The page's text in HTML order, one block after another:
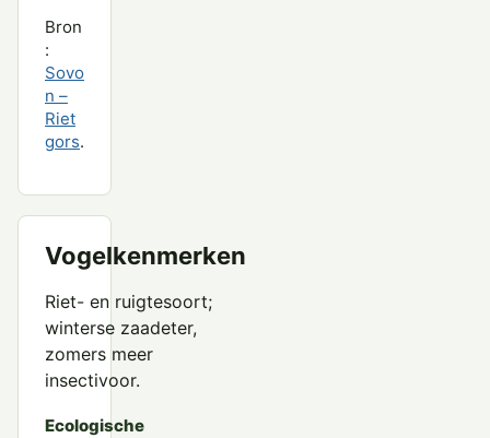
Bron
:
Sovo
n –
Riet
gors.
Vogelkenmerken
Riet- en ruigtesoort;
winterse zaadeter,
zomers meer
insectivoor.
Ecologische